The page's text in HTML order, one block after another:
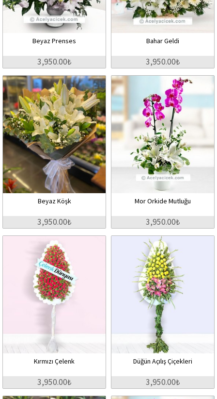
Beyaz Prenses
3,950.00₺
Bahar Geldi
3,950.00₺
Beyaz Köşk
3,950.00₺
Mor Orkide Mutluğu
3,950.00₺
Kırmızı Çelenk
3,950.00₺
Düğün Açılış Çiçekleri
3,950.00₺